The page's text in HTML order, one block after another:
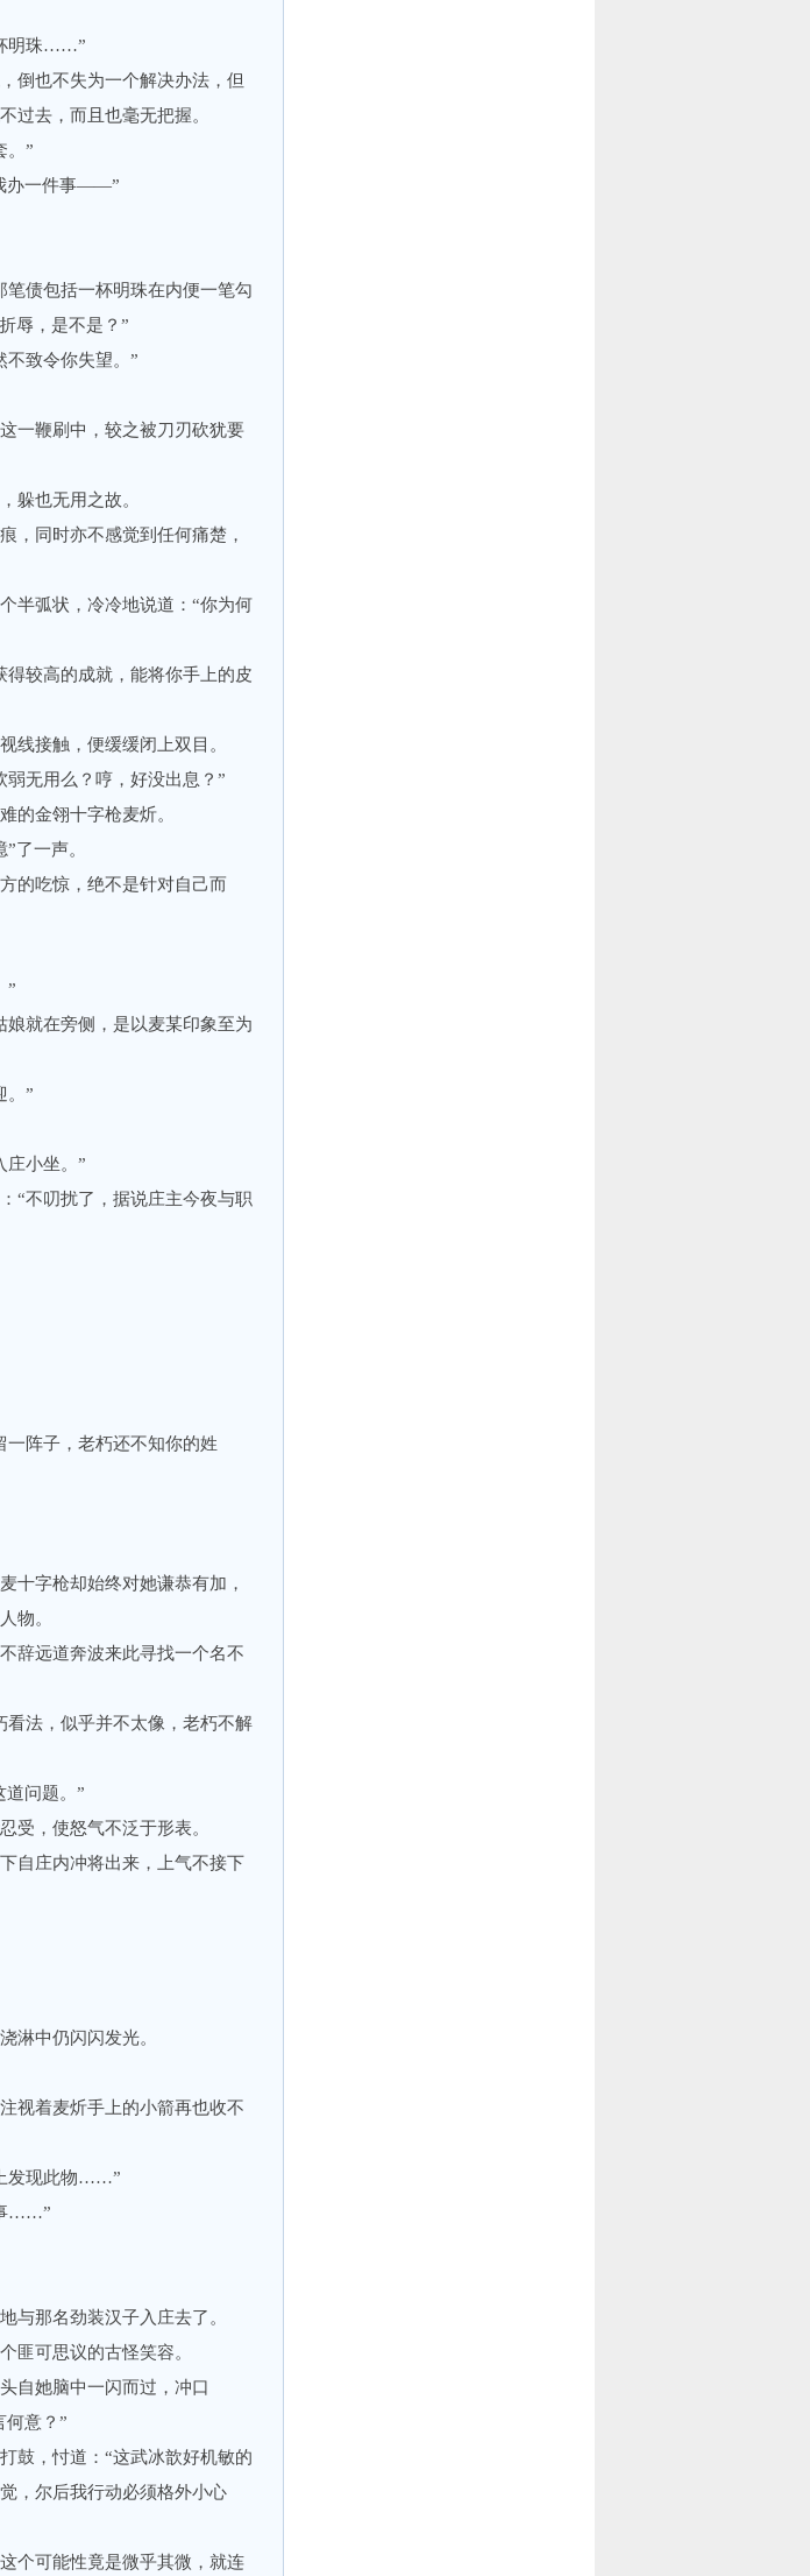
明珠……”
也不失为一个解决办法，但
过去，而且也毫无把握。
。”
办一件事——”
债包括一杯明珠在内便一笔勾
辱，是不是？”
致令你失望。”
一鞭刷中，较之被刀刃砍犹要
也无用之故。
同时亦不感觉到任何痛楚，
弧状，冷冷地说道：“你为何
较高的成就，能将你手上的皮
接触，便缓缓闭上双目。
无用么？哼，好没出息？”
金翎十字枪麦炘。
了一声。
的吃惊，绝不是针对自己而
”
就在旁侧，是以麦某印象至为
。”
小坐。”
不叨扰了，据说庄主今夜与职
阵子，老朽还不知你的姓
字枪却始终对她谦恭有加，
物。
辞远道奔波来此寻找一个名不
法，似乎并不太像，老朽不解
问题。”
，使怒气不泛于形表。
自庄内冲将出来，上气不接下
中仍闪闪发光。
视着麦炘手上的小箭再也收不
发现此物……”
……”
那名劲装汉子入庄去了。
可思议的古怪笑容。
自她脑中一闪而过，冲口
何意？”
，忖道：“这武冰歆好机敏的
，尔后我行动必须格外小心
个可能性竟是微乎其微，就连